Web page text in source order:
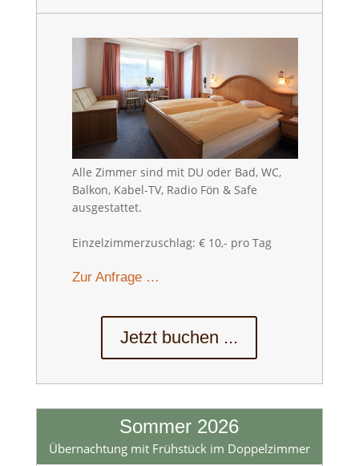
Alle Zimmer sind mit DU oder Bad, WC,
Balkon, Kabel-TV, Radio Fön & Safe
ausgestattet.
Einzelzimmerzuschlag: € 10,- pro Tag
Zur Anfrage …
Jetzt buchen ...
Sommer 2026
Übernachtung mit Frühstück im Doppelzimmer